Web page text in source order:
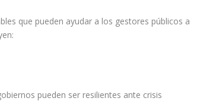
que pueden ayudar a los gestores públicos a
pueden ser resilientes ante crisis